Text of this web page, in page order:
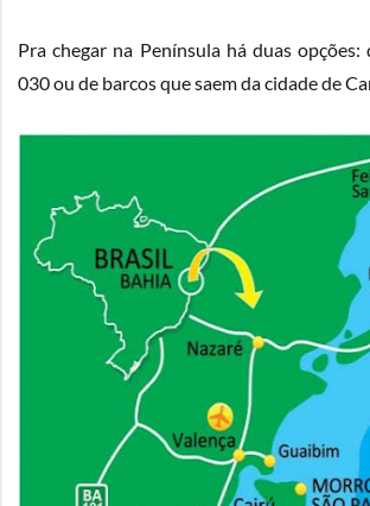
Pra chegar na Península há duas opções:
030 ou de barcos que saem da cidade de